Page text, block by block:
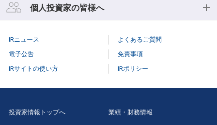
役員紹介
セグメント情報
決算説明会
スモールミーティング/事業説明会
有価証券報告書
株主様向け報告書
三菱総研グループレポート
株式情報
株主総会
株式事務手続き
株価情報（Yahoo!ファイナンス）
個人投資家の皆様へ
個人投資家説明会
IRニュース
よくあるご質問
電子公告
免責事項
IRサイトの使い方
IRポリシー
投資家情報トップへ 業績・財務情報